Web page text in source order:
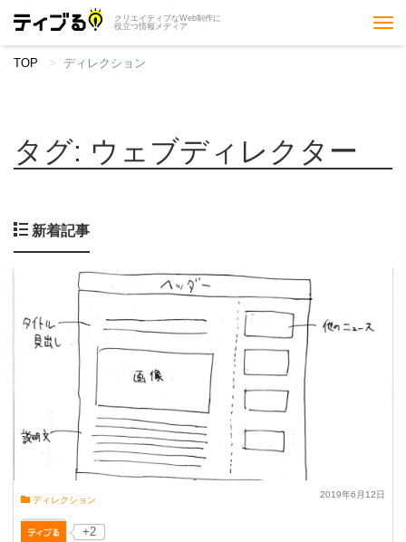
クリエイティブなWeb制作に
役立つ情報メディア
TOP ディレクション
タグ: ウェブディレクター
新着記事
2019年6月12日
ディレクション
+2